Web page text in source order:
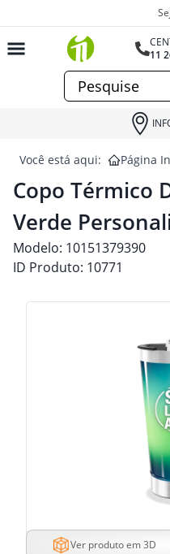
11
Você está aqui: Página
Copo Térmico
Verde
Modelo: 10151379390
ID Produto: 10771
Ver produto em 3D